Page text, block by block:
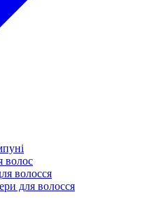
волос
волосся
для волосся